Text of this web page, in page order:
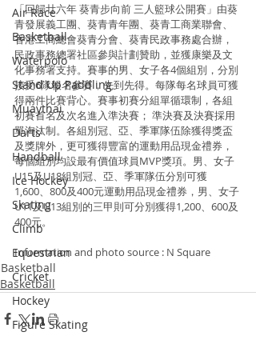
Air Race
Basketball
Waterpolo
Stand Up Paddling
Muaythai
Darts
Handball
Ice Hockey
Skating
Climb
Equestrian
Cricket
Hockey
Figure Skating
「回歸廿六年 葵青步向前 三人籃球公開賽」由葵
青發展義工團、葵青青年團、葵青工商業聯會、
香港工商總會葵青分會、葵青民政事務處合辦，
民政事務總署社區參與計劃贊助，並獲康樂及文
化事務署支持。賽事的男、女子各4個組別，分別
接受6隊報名參賽，先到先得。每隊每名球員可獲
得兩件比賽背心。賽事初賽分組單循環制，各組
初賽首名及次名進入準決賽； 準決賽及決賽採用
單淘汰制。各組別冠、亞、季軍隊伍除獲得獎盃
及獎牌外，更可獲得豐富的運動用品現金禮券，
每個組別均設最有價值球員MVP獎項。男、女子
U15及U18組別冠、亞、季軍隊伍分別可獲
1,600、800及400元運動用品現金禮券，男、女子
U11及U13組別的三甲則可分別獲得1,200、600及
400元。
Information and photo source : N Square
Basketball
Basketball